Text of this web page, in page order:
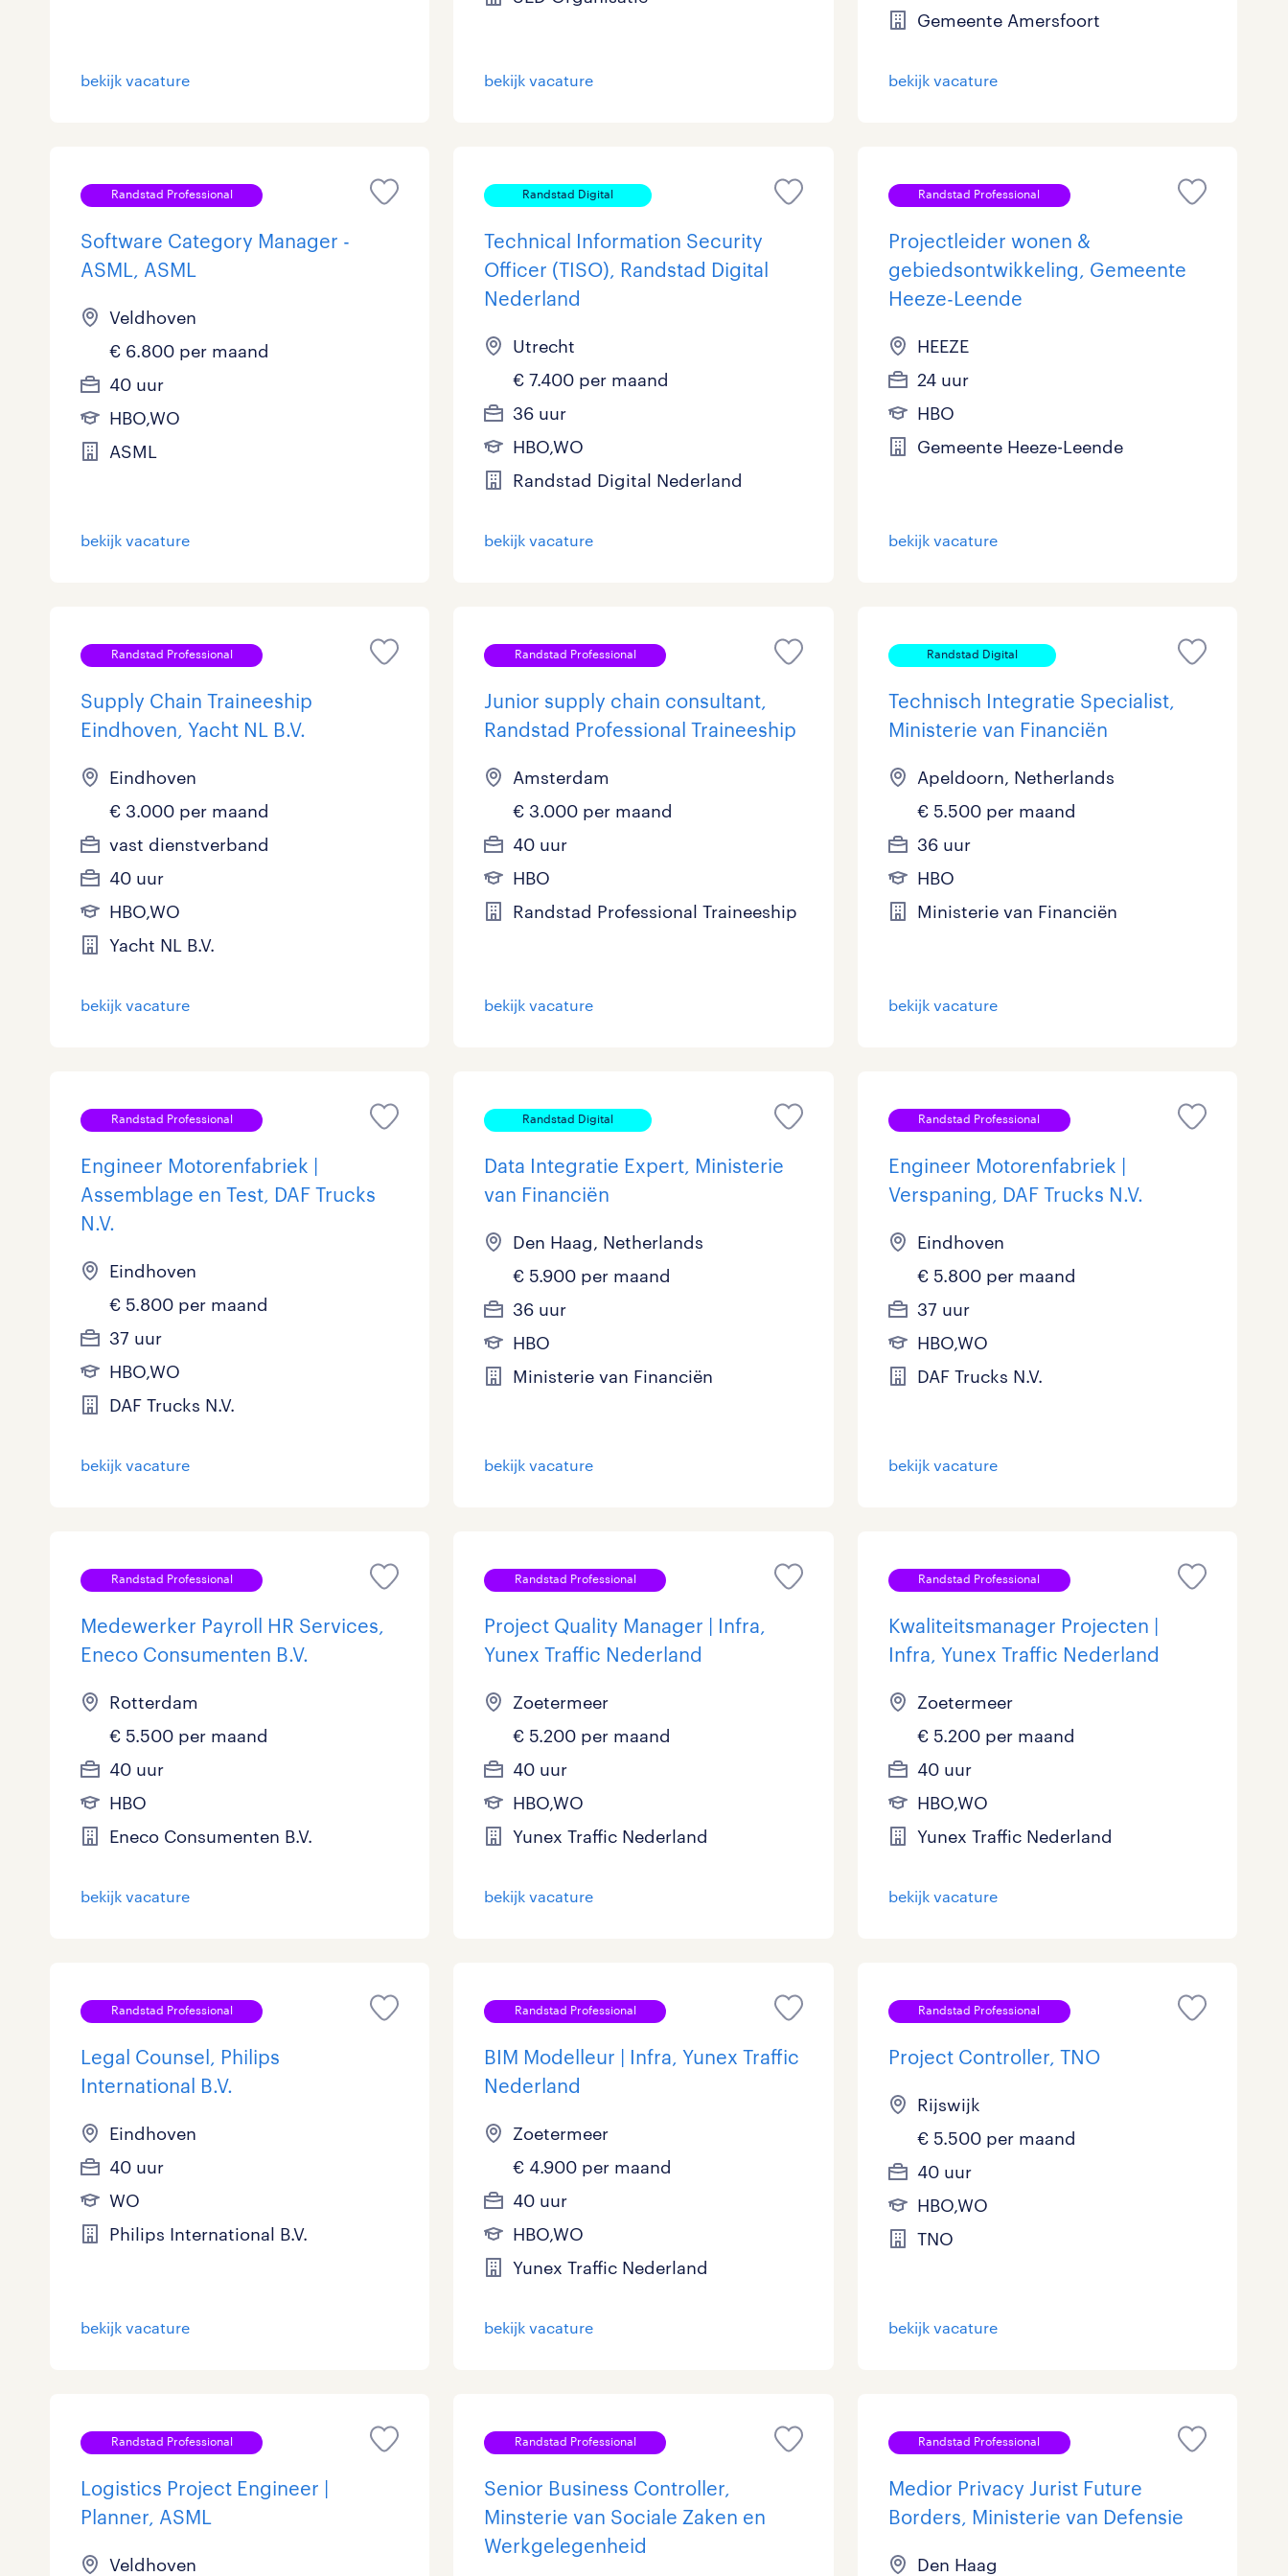
Marketing & Communicatie 33
Onderwijs Overheid
Webcare 0 Zorg / Verpleging 5
toon 3.653 resultaten
bekijk vacature bekijk vacature
Gemeente Amersfoort
bekijk vacature
Randstad Professional
Software Category Manager -
ASML, ASML
Veldhoven
€ 6.800 per maand
40 uur
HBO,WO
ASML
bekijk vacature
Randstad Digital
Technical Information Security
Officer (TISO), Randstad Digital
Nederland
Utrecht
€ 7.400 per maand
36 uur
HBO,WO
Randstad Digital Nederland
bekijk vacature
Randstad Professional
Projectleider wonen &
gebiedsontwikkeling, Gemeente
Heeze-Leende
HEEZE
24 uur
HBO
Gemeente Heeze-Leende
bekijk vacature
Randstad Professional
Supply Chain Traineeship
Eindhoven, Yacht NL B.V.
Eindhoven
€ 3.000 per maand
vast dienstverband
40 uur
HBO,WO
Yacht NL B.V.
bekijk vacature
Randstad Professional
Junior supply chain consultant,
Randstad Professional Traineeship
Amsterdam
€ 3.000 per maand
40 uur
HBO
Randstad Professional Traineeship
bekijk vacature
Randstad Digital
Technisch Integratie Specialist,
Ministerie van Financiën
Apeldoorn, Netherlands
€ 5.500 per maand
36 uur
HBO
Ministerie van Financiën
bekijk vacature
Randstad Professional
Engineer Motorenfabriek |
Assemblage en Test, DAF Trucks
N.V.
Eindhoven
€ 5.800 per maand
37 uur
HBO,WO
DAF Trucks N.V.
bekijk vacature
Randstad Digital
Data Integratie Expert, Ministerie
van Financiën
Den Haag, Netherlands
€ 5.900 per maand
36 uur
HBO
Ministerie van Financiën
bekijk vacature
Randstad Professional
Engineer Motorenfabriek |
Verspaning, DAF Trucks N.V.
Eindhoven
€ 5.800 per maand
37 uur
HBO,WO
DAF Trucks N.V.
bekijk vacature
Randstad Professional
Medewerker Payroll HR Services,
Eneco Consumenten B.V.
Rotterdam
€ 5.500 per maand
40 uur
HBO
Eneco Consumenten B.V.
bekijk vacature
Randstad Professional
Project Quality Manager | Infra,
Yunex Traffic Nederland
Zoetermeer
€ 5.200 per maand
40 uur
HBO,WO
Yunex Traffic Nederland
bekijk vacature
Randstad Professional
Kwaliteitsmanager Projecten |
Infra, Yunex Traffic Nederland
Zoetermeer
€ 5.200 per maand
40 uur
HBO,WO
Yunex Traffic Nederland
bekijk vacature
Randstad Professional
Legal Counsel, Philips
International B.V.
Eindhoven
40 uur
WO
Philips International B.V.
bekijk vacature
Randstad Professional
BIM Modelleur | Infra, Yunex Traffic
Nederland
Zoetermeer
€ 4.900 per maand
40 uur
HBO,WO
Yunex Traffic Nederland
bekijk vacature
Randstad Professional
Project Controller, TNO
Rijswijk
€ 5.500 per maand
40 uur
HBO,WO
TNO
bekijk vacature
Randstad Professional
Logistics Project Engineer |
Planner, ASML
Veldhoven
Randstad Professional
Senior Business Controller,
Minsterie van Sociale Zaken en
Werkgelegenheid
Randstad Professional
Medior Privacy Jurist Future
Borders, Ministerie van Defensie
Den Haag